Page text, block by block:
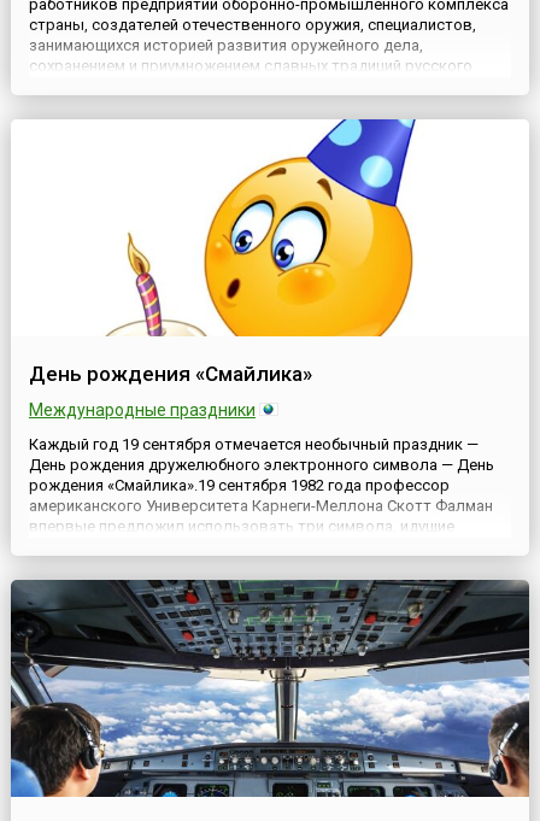
работников предприятий оборонно-промышленного комплекса
страны, создателей отечественного оружия, специалистов,
занимающихся историей развития оружейного дела,
сохранением и приумножением славных традиций русского
День рождения «Смайлика»
Международные праздники
Каждый год 19 сентября отмечается необычный праздник —
День рождения дружелюбного электронного символа — День
рождения «Смайлика».19 сентября 1982 года профессор
американского Университета Карнеги-Меллона Скотт Фалман
впервые предложил использовать три символа, идущие
набирается на компьютере...